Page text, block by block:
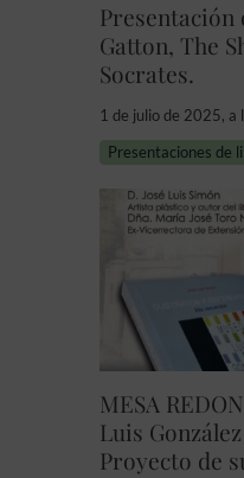
Gatton, The
Socrates.
1 de julio de 2025, a
Presentaciones de
MESA
Luis
Proyecto de